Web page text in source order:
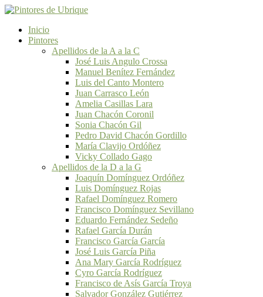
Inicio
Pintores
Apellidos de la A a la C
José Luis Angulo Crossa
Manuel Benítez Fernández
Luis del Canto Montero
Juan Carrasco León
Amelia Casillas Lara
Juan Chacón Coronil
Sonia Chacón Gil
Pedro David Chacón Gordillo
María Clavijo Ordóñez
Vicky Collado Gago
Apellidos de la D a la G
Joaquín Domínguez Ordóñez
Luis Domínguez Rojas
Rafael Domínguez Romero
Francisco Domínguez Sevillano
Eduardo Fernández Sedeño
Rafael García Durán
Francisco García García
José Luis García Piña
Ana Mary García Rodríguez
Cyro García Rodríguez
Francisco de Asís García Troya
Salvador González Gutiérrez